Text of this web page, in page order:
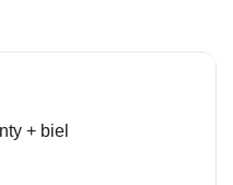
+ biel